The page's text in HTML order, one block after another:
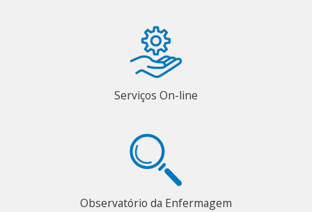
Serviços On-line
Observatório da Enfermagem